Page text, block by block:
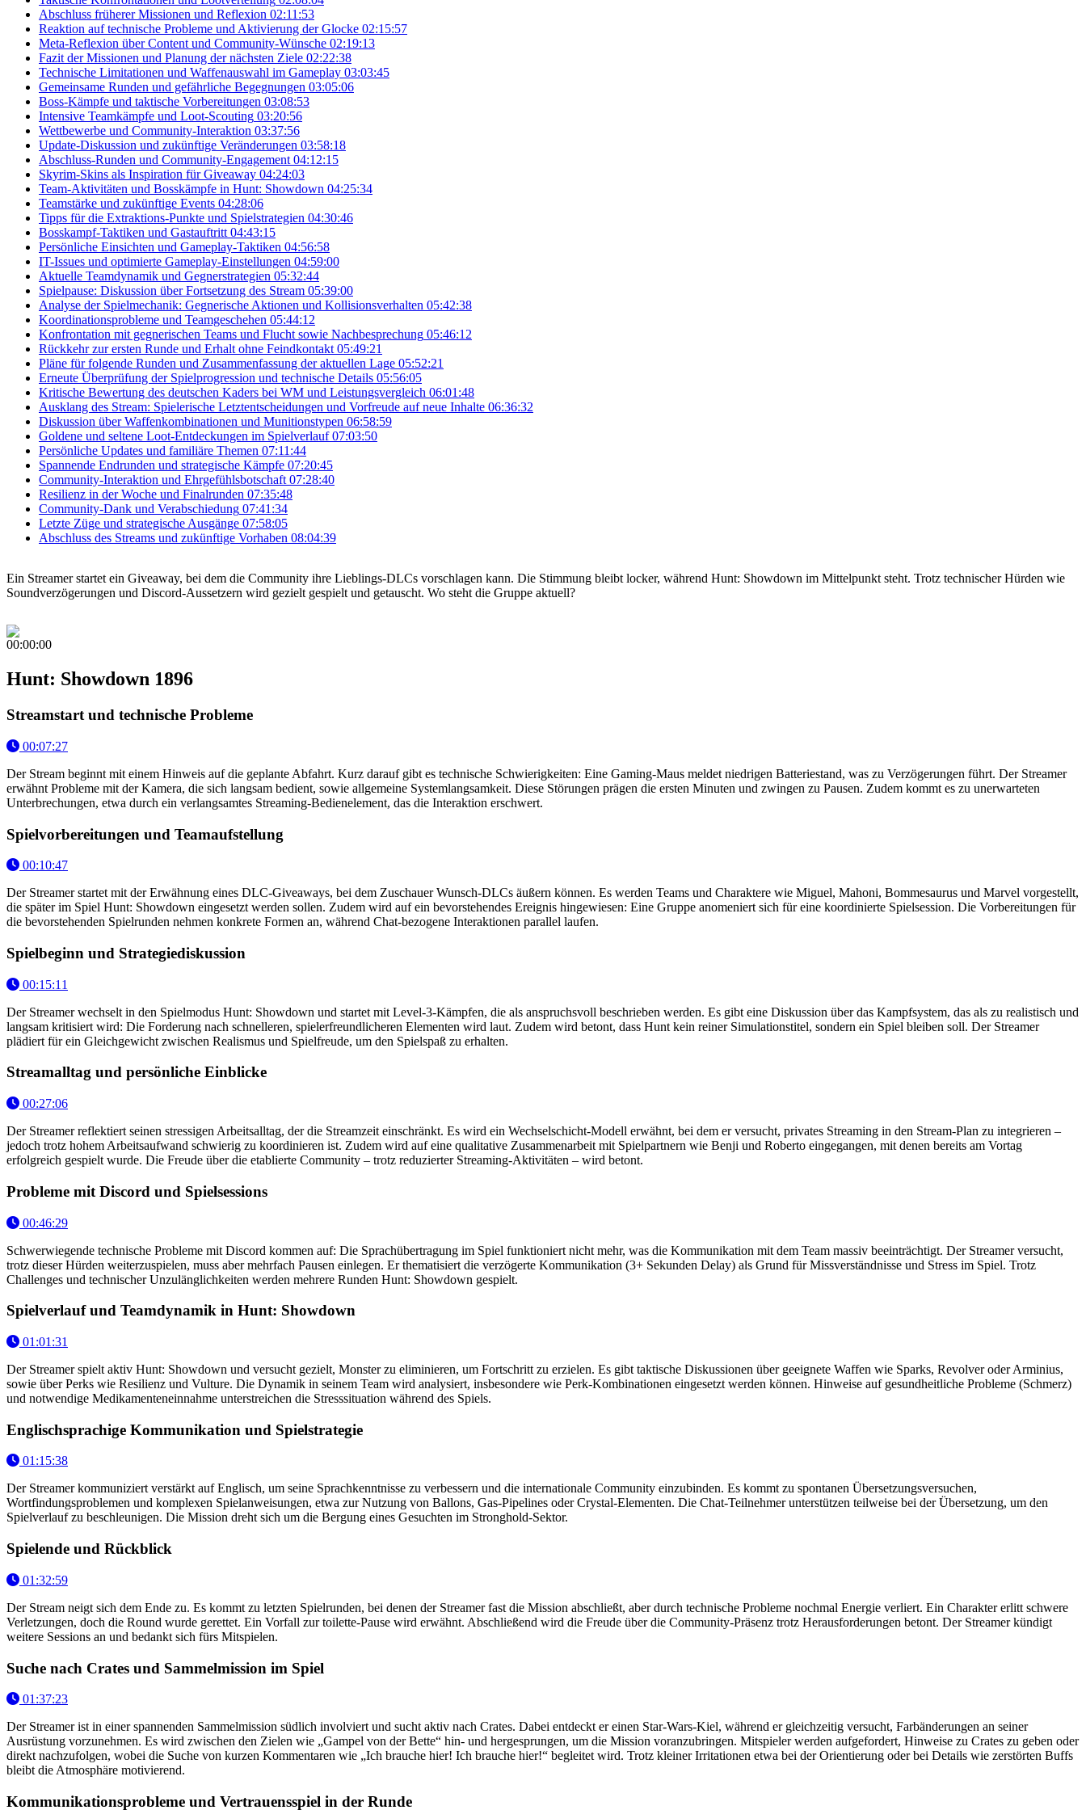
Abschluss früherer Missionen und Reflexion 02:11:53
Reaktion auf technische Probleme und Aktivierung der Glocke 02:15:57
Meta-Reflexion über Content und Community-Wünsche 02:19:13
Fazit der Missionen und Planung der nächsten Ziele 02:22:38
Technische Limitationen und Waffenauswahl im Gameplay 03:03:45
Gemeinsame Runden und gefährliche Begegnungen 03:05:06
Boss-Kämpfe und taktische Vorbereitungen 03:08:53
Intensive Teamkämpfe und Loot-Scouting 03:20:56
Wettbewerbe und Community-Interaktion 03:37:56
Update-Diskussion und zukünftige Veränderungen 03:58:18
Abschluss-Runden und Community-Engagement 04:12:15
Skyrim-Skins als Inspiration für Giveaway 04:24:03
Team-Aktivitäten und Bosskämpfe in Hunt: Showdown 04:25:34
Teamstärke und zukünftige Events 04:28:06
Tipps für die Extraktions-Punkte und Spielstrategien 04:30:46
Bosskampf-Taktiken und Gastauftritt 04:43:15
Persönliche Einsichten und Gameplay-Taktiken 04:56:58
IT-Issues und optimierte Gameplay-Einstellungen 04:59:00
Aktuelle Teamdynamik und Gegnerstrategien 05:32:44
Spielpause: Diskussion über Fortsetzung des Stream 05:39:00
Analyse der Spielmechanik: Gegnerische Aktionen und Kollisionsverhalten 05:42:38
Koordinationsprobleme und Teamgeschehen 05:44:12
Konfrontation mit gegnerischen Teams und Flucht sowie Nachbesprechung 05:46:12
Rückkehr zur ersten Runde und Erhalt ohne Feindkontakt 05:49:21
Pläne für folgende Runden und Zusammenfassung der aktuellen Lage 05:52:21
Erneute Überprüfung der Spielprogression und technische Details 05:56:05
Kritische Bewertung des deutschen Kaders bei WM und Leistungsvergleich 06:01:48
Ausklang des Stream: Spielerische Letztentscheidungen und Vorfreude auf neue Inhalte 06:36:32
Diskussion über Waffenkombinationen und Munitionstypen 06:58:59
Goldene und seltene Loot-Entdeckungen im Spielverlauf 07:03:50
Persönliche Updates und familiäre Themen 07:11:44
Spannende Endrunden und strategische Kämpfe 07:20:45
Community-Interaktion und Ehrgefühlsbotschaft 07:28:40
Resilienz in der Woche und Finalrunden 07:35:48
Community-Dank und Verabschiedung 07:41:34
Letzte Züge und strategische Ausgänge 07:58:05
Abschluss des Streams und zukünftige Vorhaben 08:04:39
Ein Streamer startet ein Giveaway, bei dem die Community ihre Lieblings-DLCs vorschlagen kann. Die Stimmung bleibt locker, während Hunt: Showdown im Mittelpunkt steht. Trotz technischer Hürden wie
Soundverzögerungen und Discord-Aussetzern wird gezielt gespielt und getauscht. Wo steht die Gruppe aktuell?
00:00:00
Hunt: Showdown 1896
Streamstart und technische Probleme
00:07:27
Der Stream beginnt mit einem Hinweis auf die geplante Abfahrt. Kurz darauf gibt es technische Schwierigkeiten: Eine Gaming-Maus meldet niedrigen Batteriestand, was zu Verzögerungen führt. Der Streamer
erwähnt Probleme mit der Kamera, die sich langsam bedient, sowie allgemeine Systemlangsamkeit. Diese Störungen prägen die ersten Minuten und zwingen zu Pausen. Zudem kommt es zu unerwarteten
Unterbrechungen, etwa durch ein verlangsamtes Streaming-Bedienelement, das die Interaktion erschwert.
Spielvorbereitungen und Teamaufstellung
00:10:47
Der Streamer startet mit der Erwähnung eines DLC-Giveaways, bei dem Zuschauer Wunsch-DLCs äußern können. Es werden Teams und Charaktere wie Miguel, Mahoni, Bommesaurus und Marvel vorgestellt,
die später im Spiel Hunt: Showdown eingesetzt werden sollen. Zudem wird auf ein bevorstehendes Ereignis hingewiesen: Eine Gruppe anomeniert sich für eine koordinierte Spielsession. Die Vorbereitungen für
die bevorstehenden Spielrunden nehmen konkrete Formen an, während Chat-bezogene Interaktionen parallel laufen.
Spielbeginn und Strategiediskussion
00:15:11
Der Streamer wechselt in den Spielmodus Hunt: Showdown und startet mit Level-3-Kämpfen, die als anspruchsvoll beschrieben werden. Es gibt eine Diskussion über das Kampfsystem, das als zu realistisch und
langsam kritisiert wird: Die Forderung nach schnelleren, spielerfreundlicheren Elementen wird laut. Zudem wird betont, dass Hunt kein reiner Simulationstitel, sondern ein Spiel bleiben soll. Der Streamer
plädiert für ein Gleichgewicht zwischen Realismus und Spielfreude, um den Spielspaß zu erhalten.
Streamalltag und persönliche Einblicke
00:27:06
Der Streamer reflektiert seinen stressigen Arbeitsalltag, der die Streamzeit einschränkt. Es wird ein Wechselschicht-Modell erwähnt, bei dem er versucht, privates Streaming in den Stream-Plan zu integrieren –
jedoch trotz hohem Arbeitsaufwand schwierig zu koordinieren ist. Zudem wird auf eine qualitative Zusammenarbeit mit Spielpartnern wie Benji und Roberto eingegangen, mit denen bereits am Vortag
erfolgreich gespielt wurde. Die Freude über die etablierte Community – trotz reduzierter Streaming-Aktivitäten – wird betont.
Probleme mit Discord und Spielsessions
00:46:29
Schwerwiegende technische Probleme mit Discord kommen auf: Die Sprachübertragung im Spiel funktioniert nicht mehr, was die Kommunikation mit dem Team massiv beeinträchtigt. Der Streamer versucht,
trotz dieser Hürden weiterzuspielen, muss aber mehrfach Pausen einlegen. Er thematisiert die verzögerte Kommunikation (3+ Sekunden Delay) als Grund für Missverständnisse und Stress im Spiel. Trotz
Challenges und technischer Unzulänglichkeiten werden mehrere Runden Hunt: Showdown gespielt.
Spielverlauf und Teamdynamik in Hunt: Showdown
01:01:31
Der Streamer spielt aktiv Hunt: Showdown und versucht gezielt, Monster zu eliminieren, um Fortschritt zu erzielen. Es gibt taktische Diskussionen über geeignete Waffen wie Sparks, Revolver oder Arminius,
sowie über Perks wie Resilienz und Vulture. Die Dynamik in seinem Team wird analysiert, insbesondere wie Perk-Kombinationen eingesetzt werden können. Hinweise auf gesundheitliche Probleme (Schmerz)
und notwendige Medikamenteneinnahme unterstreichen die Stresssituation während des Spiels.
Englischsprachige Kommunikation und Spielstrategie
01:15:38
Der Streamer kommuniziert verstärkt auf Englisch, um seine Sprachkenntnisse zu verbessern und die internationale Community einzubinden. Es kommt zu spontanen Übersetzungsversuchen,
Wortfindungsproblemen und komplexen Spielanweisungen, etwa zur Nutzung von Ballons, Gas-Pipelines oder Crystal-Elementen. Die Chat-Teilnehmer unterstützen teilweise bei der Übersetzung, um den
Spielverlauf zu beschleunigen. Die Mission dreht sich um die Bergung eines Gesuchten im Stronghold-Sektor.
Spielende und Rückblick
01:32:59
Der Stream neigt sich dem Ende zu. Es kommt zu letzten Spielrunden, bei denen der Streamer fast die Mission abschließt, aber durch technische Probleme nochmal Energie verliert. Ein Charakter erlitt schwere
Verletzungen, doch die Round wurde gerettet. Ein Vorfall zur toilette-Pause wird erwähnt. Abschließend wird die Freude über die Community-Präsenz trotz Herausforderungen betont. Der Streamer kündigt
weitere Sessions an und bedankt sich fürs Mitspielen.
Suche nach Crates und Sammelmission im Spiel
01:37:23
Der Streamer ist in einer spannenden Sammelmission südlich involviert und sucht aktiv nach Crates. Dabei entdeckt er einen Star-Wars-Kiel, während er gleichzeitig versucht, Farbänderungen an seiner
Ausrüstung vorzunehmen. Es wird zwischen den Zielen wie „Gampel von der Bette“ hin- und hergesprungen, um die Mission voranzubringen. Mitspieler werden aufgefordert, Hinweise zu Crates zu geben oder
direkt nachzufolgen, wobei die Suche von kurzen Kommentaren wie „Ich brauche hier! Ich brauche hier!“ begleitet wird. Trotz kleiner Irritationen etwa bei der Orientierung oder bei Details wie zerstörten Buffs
bleibt die Atmosphäre motivierend.
Kommunikationsprobleme und Vertrauensspiel in der Runde